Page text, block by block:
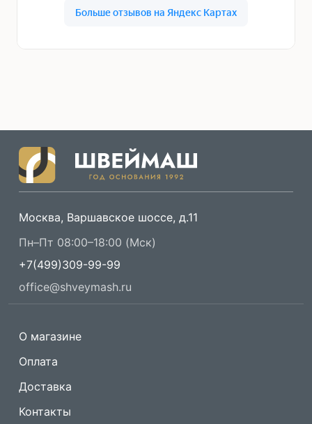
Москва, Варшавское шоссе, д.11
Пн–Пт 08:00–18:00 (Мск)
+7(499)309-99-99
office@shveymash.ru
О магазине
Оплата
Доставка
Контакты